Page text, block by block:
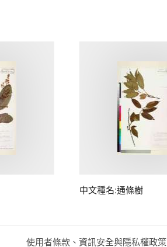
中文種名:通條樹
使用者條款、資訊安全與隱私權政策